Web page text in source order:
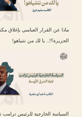
ماذا عن القرار العباسي بإغلاق
الجزيرة؟!.. يا لك من نتنياهو!
السياسة الخارجية للرئيس ترامب